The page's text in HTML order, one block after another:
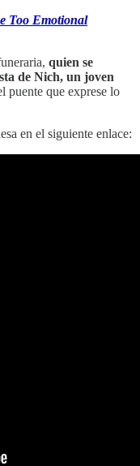
Too Emotional
quien se
de Nich, un joven
puente que exprese lo
en el siguiente enlace: